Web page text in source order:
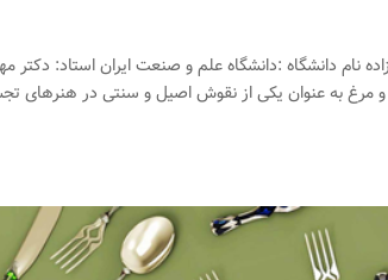
دانشگاه :دانشگاه علم و صنعت ایران استاد: دکتر
گل و مرغ به عنوان یکی از نقوش اصیل و سنتی در هنرهای